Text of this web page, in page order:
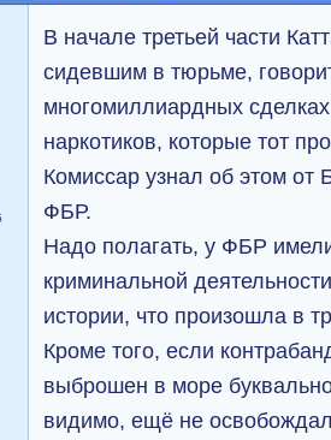
В начале третьей части
сидевшим в тюрьме,
многомиллиардных
наркотиков, которые тот
Комиссар узнал об этом от
ФБР.
Надо полагать, у ФБР
криминальной
истории, что произошла в
Кроме того, если
выброшен в море
видимо, ещё не